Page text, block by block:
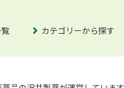
カテゴリーから探す